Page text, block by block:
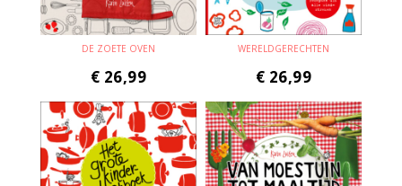
DE ZOETE OVEN
€ 26,99
WERELDGERECHTEN
€ 26,99